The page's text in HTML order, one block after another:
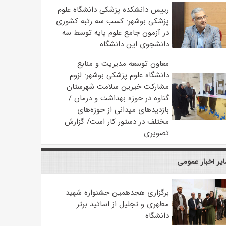
رییس دانشکده پزشکی دانشگاه علوم
پزشکی بوشهر: کسب سه رتبه کشوری
در آزمون جامع علوم پایه توسط سه
دانشجوی این دانشگاه
معاون توسعه مدیریت و منابع
دانشگاه علوم پزشکی بوشهر: لزوم
مشارکت خیرین سلامت شهرستان
گناوه در حوزه بهداشت و درمان /
بازدیدهای میدانی از حوزه‌های
مختلف در دستور کار است/ گزارش
تصویری
اخبار عمومی
برگزاری هجدهمین جشنواره شهید
مطهری و تجلیل از اساتید برتر
دانشگاه